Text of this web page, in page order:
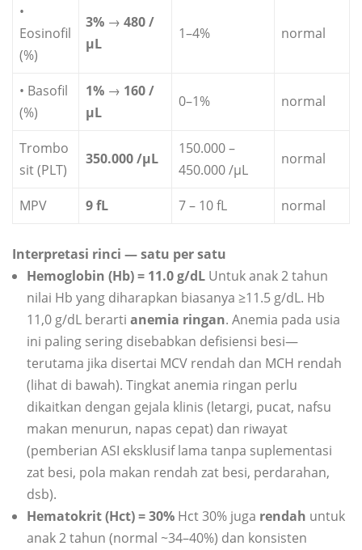
•
Eosinofil
(%)
3% → 480 /
µL
1–4% normal
• Basofil
(%)
1% → 160 /
µL
0–1% normal
Trombo
sit (PLT)
350.000 /µL
150.000 –
450.000 /µL
normal
MPV 9 fL 7 – 10 fL normal
Interpretasi rinci — satu per satu
Hemoglobin (Hb) = 11.0 g/dL Untuk anak 2 tahun
nilai Hb yang diharapkan biasanya ≥11.5 g/dL. Hb
11,0 g/dL berarti anemia ringan. Anemia pada usia
ini paling sering disebabkan defisiensi besi—
terutama jika disertai MCV rendah dan MCH rendah
(lihat di bawah). Tingkat anemia ringan perlu
dikaitkan dengan gejala klinis (letargi, pucat, nafsu
makan menurun, napas cepat) dan riwayat
(pemberian ASI eksklusif lama tanpa suplementasi
zat besi, pola makan rendah zat besi, perdarahan,
dsb).
Hematokrit (Hct) = 30% Hct 30% juga rendah untuk
anak 2 tahun (normal ~34–40%) dan konsisten